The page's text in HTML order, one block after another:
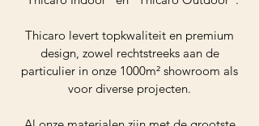
Thicaro levert topkwaliteit en premium
design, zowel rechtstreeks aan de
particulier in onze 1000m² showroom als
voor diverse projecten.